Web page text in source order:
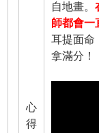
心
得
自地畫。
師都會一
耳提面命
拿滿分！